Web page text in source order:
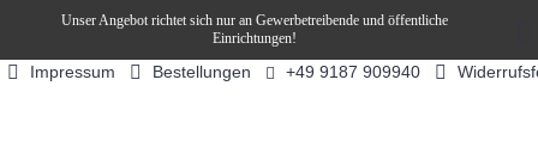
Unser Angebot richtet sich nur an Gewerbetreibende und öffentliche
Einrichtungen!
Impressum Bestellungen +49 9187 909940